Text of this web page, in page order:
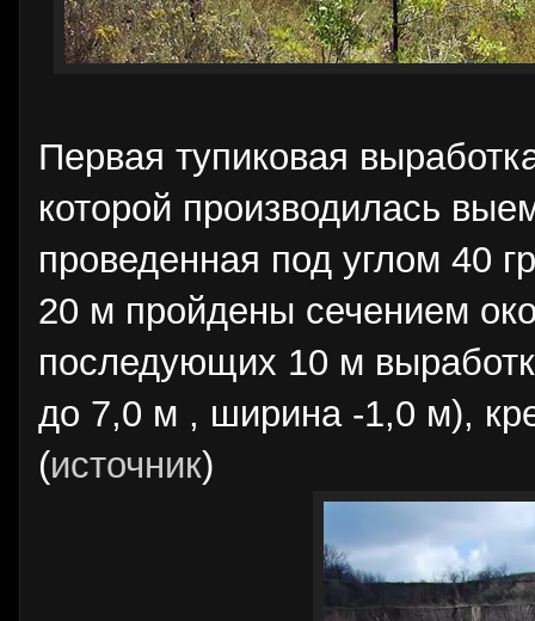
Первая тупиковая
которой производилась
проведенная под углом 40
20 м пройдены сечением
последующих 10 м
до 7,0 м , ширина -1,0 м),
(источник)